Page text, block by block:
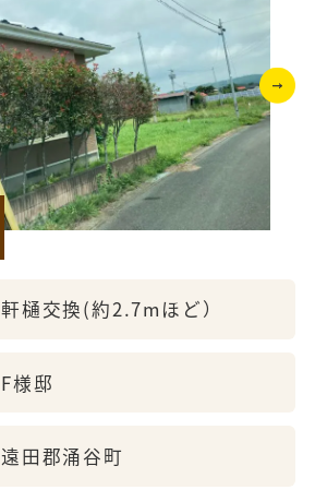
軒樋交換(約2.7mほど）
F様邸
遠田郡涌谷町